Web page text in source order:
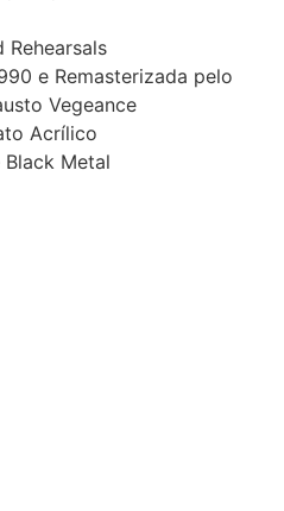
Rehearsals
e Remasterizada pelo
Vegeance
Acrílico
Black Metal